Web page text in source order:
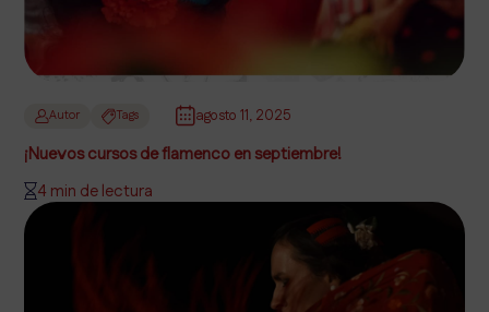
Autor Tags agosto 11, 2025
¡Nuevos cursos de flamenco en septiembre!
4 min de lectura